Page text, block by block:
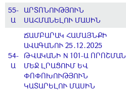
55-
Ա
ԱՐՏՈՆՈՒԹՅՈՒՆ
ՍԱՀՄԱՆԵԼՈՒ ՄԱՍԻՆ
54-
Ա
ՃԱՄԲԱՐԱԿ ՀԱՄԱՅՆՔԻ
ԱՎԱԳԱՆՈՒ 25․12․2025
ԹՎԱԿԱՆԻ N 101-Ա ՈՐՈՇՄԱՆ
ՄԵՋ ԼՐԱՑՈՒՄ ԵՎ
ՓՈՓՈԽՈՒԹՅՈՒՆ
ԿԱՏԱՐԵԼՈՒ ՄԱՍԻՆ